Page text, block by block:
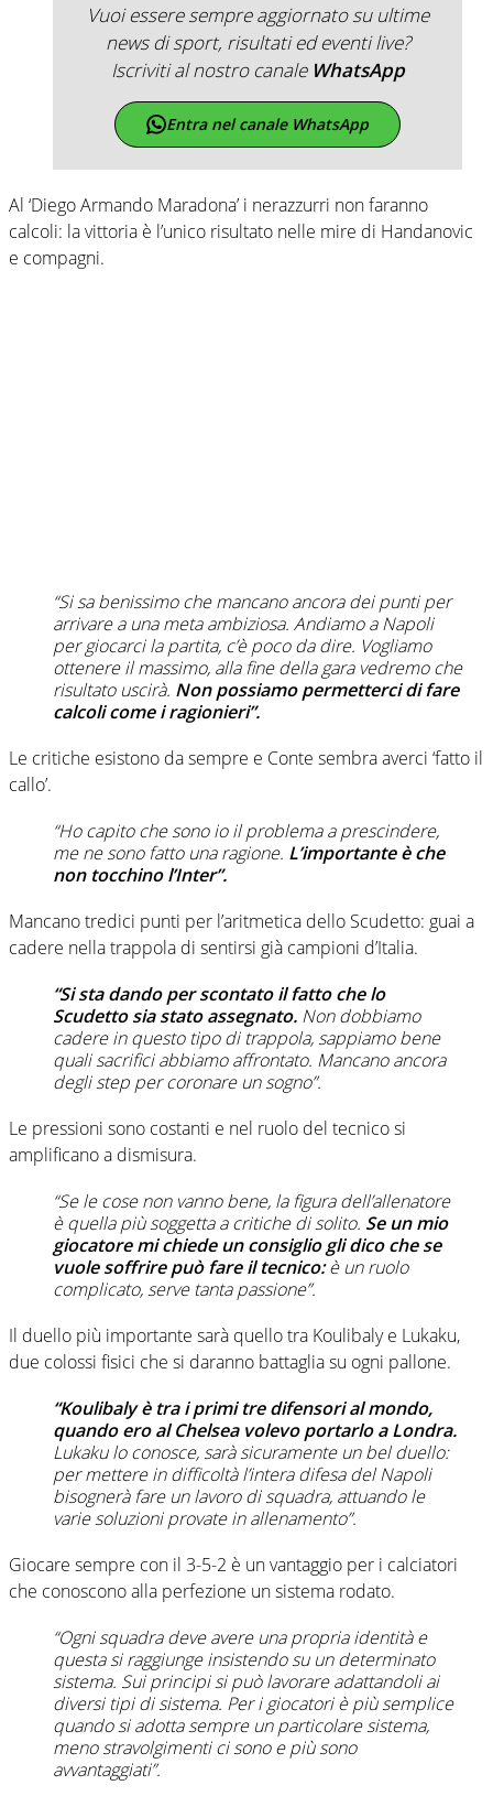
Vuoi essere sempre aggiornato su ultime
news di sport, risultati ed eventi live?
Iscriviti al nostro canale WhatsApp
Entra nel canale WhatsApp
Al ‘Diego Armando Maradona’ i nerazzurri non faranno
calcoli: la vittoria è l’unico risultato nelle mire di Handanovic
e compagni.
“Si sa benissimo che mancano ancora dei punti per
arrivare a una meta ambiziosa. Andiamo a Napoli
per giocarci la partita, c’è poco da dire. Vogliamo
ottenere il massimo, alla fine della gara vedremo che
risultato uscirà. Non possiamo permetterci di fare
calcoli come i ragionieri”.
Le critiche esistono da sempre e Conte sembra averci ‘fatto il
callo’.
“Ho capito che sono io il problema a prescindere,
me ne sono fatto una ragione. L’importante è che
non tocchino l’Inter”.
Mancano tredici punti per l’aritmetica dello Scudetto: guai a
cadere nella trappola di sentirsi già campioni d’Italia.
“Si sta dando per scontato il fatto che lo
Scudetto sia stato assegnato. Non dobbiamo
cadere in questo tipo di trappola, sappiamo bene
quali sacrifici abbiamo affrontato. Mancano ancora
degli step per coronare un sogno”.
Le pressioni sono costanti e nel ruolo del tecnico si
amplificano a dismisura.
“Se le cose non vanno bene, la figura dell’allenatore
è quella più soggetta a critiche di solito. Se un mio
giocatore mi chiede un consiglio gli dico che se
vuole soffrire può fare il tecnico:è un ruolo
complicato, serve tanta passione”.
Il duello più importante sarà quello tra Koulibaly e Lukaku,
due colossi fisici che si daranno battaglia su ogni pallone.
“Koulibaly è tra i primi tre difensori al mondo,
quando ero al Chelsea volevo portarlo a Londra.
Lukaku lo conosce, sarà sicuramente un bel duello:
per mettere in difficoltà l’intera difesa del Napoli
bisognerà fare un lavoro di squadra, attuando le
varie soluzioni provate in allenamento”.
Giocare sempre con il 3-5-2 è un vantaggio per i calciatori
che conoscono alla perfezione un sistema rodato.
“Ogni squadra deve avere una propria identità e
questa si raggiunge insistendo su un determinato
sistema. Sui principi si può lavorare adattandoli ai
diversi tipi di sistema. Per i giocatori è più semplice
quando si adotta sempre un particolare sistema,
meno stravolgimenti ci sono e più sono
avvantaggiati”.